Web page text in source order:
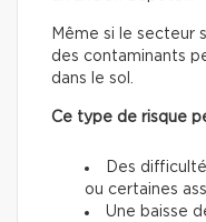
Même si le secteur
des contaminants
dans le sol.
Ce type de risque
Des
ou certaines
Une baisse